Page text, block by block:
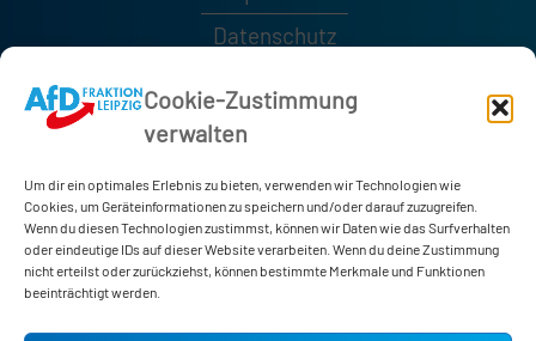
Cookie-Zustimmung
verwalten
Um dir ein optimales Erlebnis zu bieten, verwenden wir Technologien wie
Cookies, um Geräteinformationen zu speichern und/oder darauf zuzugreifen.
Wenn du diesen Technologien zustimmst, können wir Daten wie das Surfverhalten
oder eindeutige IDs auf dieser Website verarbeiten. Wenn du deine Zustimmung
nicht erteilst oder zurückziehst, können bestimmte Merkmale und Funktionen
beeinträchtigt werden.
Neues Rathaus
Datenschutz
0341 / 1232189
0341 / 1232185
afd-fraktion@leipzig.de